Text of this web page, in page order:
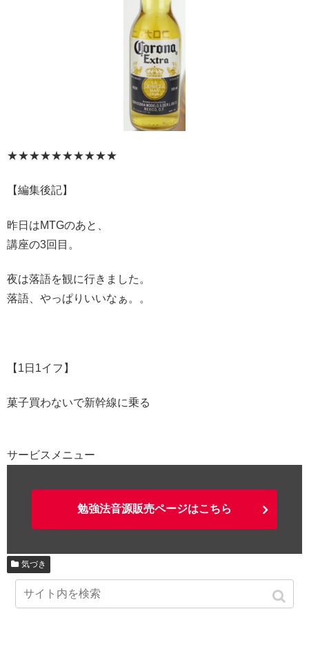
★★★★★★★★★★
【編集後記】
昨日はMTGのあと、
講座の3回目。
夜は落語を観に行きました。
落語、やっぱりいいなぁ。。
【1日1イフ】
菓子買わないで新幹線に乗る
サービスメニュー
勉強法音源販売ページはこちら
気づき